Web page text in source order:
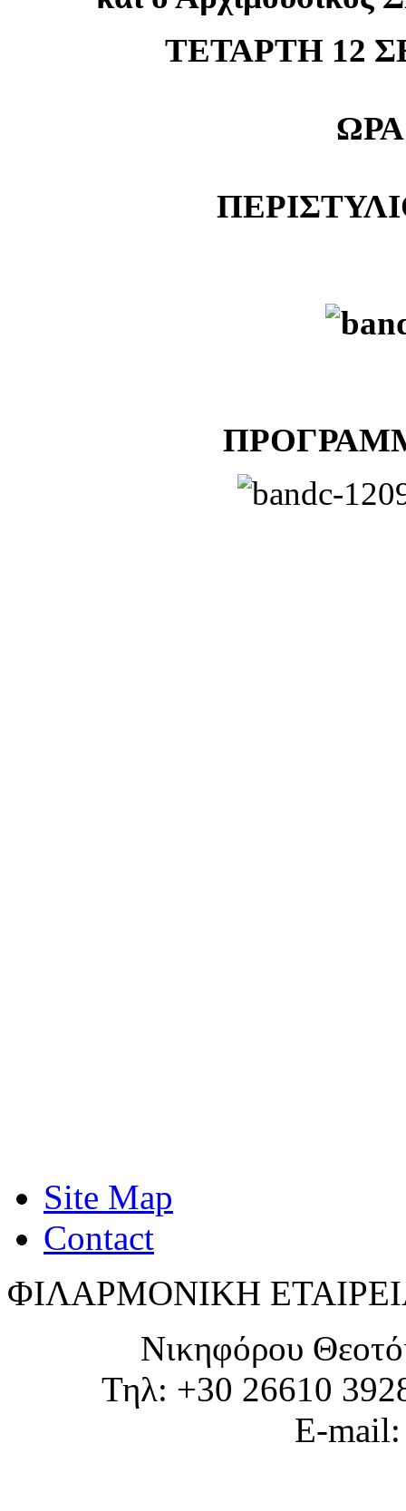
ΤΕΤΑΡΤΗ 12
ΩΡΑ
Site Map
Contact
ΦΙΛΑΡΜΟΝΙΚΗ
Νικηφόρου
Τηλ: +30 26610
E-